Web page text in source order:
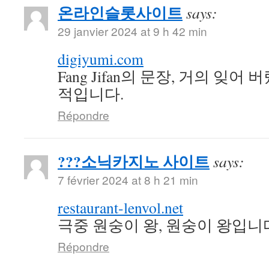
온라인슬롯사이트says:
29 janvier 2024 at 9 h 42 min
digiyumi.com
Fang Jifan의 문장, 거의 잊어
적입니다.
Répondre
???소닉카지노 사이트says:
7 février 2024 at 8 h 21 min
restaurant-lenvol.net
극중 원숭이 왕, 원숭이 왕입니
Répondre